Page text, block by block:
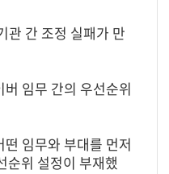
관 간 조정 실패가 만
임무 간의 우선순위
임무와 부대를 먼저
순위 설정이 부재했